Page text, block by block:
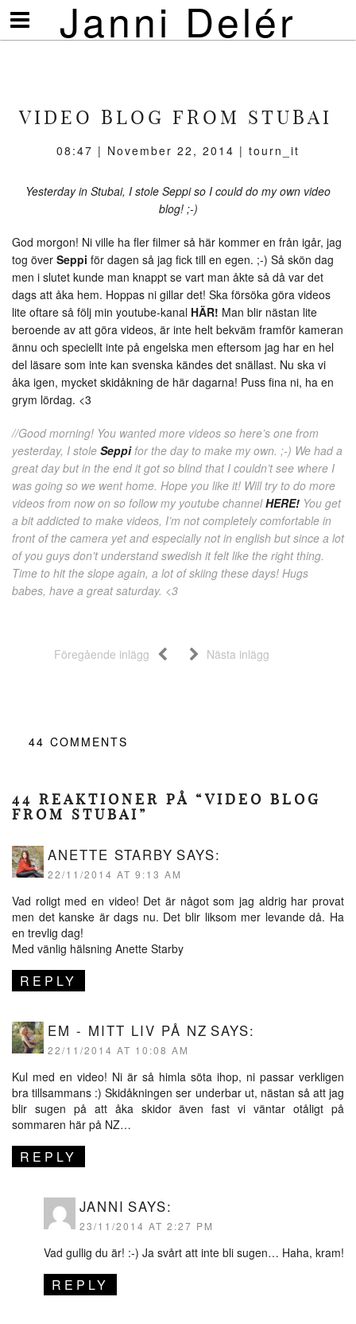
Janni Delér
Visa/göm
meny
VIDEO BLOG FROM STUBAI
08:47 | November 22, 2014 | tourn_it
Yesterday in Stubai, I stole Seppi so I could do my own video
blog! ;-)
God morgon! Ni ville ha fler filmer så här kommer en från igår, jag
tog över Seppi för dagen så jag fick till en egen. ;-) Så skön dag
men i slutet kunde man knappt se vart man åkte så då var det
dags att åka hem. Hoppas ni gillar det! Ska försöka göra videos
lite oftare så följ min youtube-kanal HÄR! Man blir nästan lite
beroende av att göra videos, är inte helt bekväm framför kameran
ännu och speciellt inte på engelska men eftersom jag har en hel
del läsare som inte kan svenska kändes det snällast. Nu ska vi
åka igen, mycket skidåkning de här dagarna! Puss fina ni, ha en
grym lördag. <3
//Good morning! You wanted more videos so here’s one from
yesterday, I stole Seppi for the day to make my own. ;-) We had a
great day but in the end it got so blind that I couldn’t see where I
was going so we went home. Hope you like it! Will try to do more
videos from now on so follow my youtube channelHERE! You get
a bit addicted to make videos, I’m not completely comfortable in
front of the camera yet and especially not in english but since a lot
of you guys don’t understand swedish it felt like the right thing.
Time to hit the slope again, a lot of skiing these days! Hugs
babes, have a great saturday. <3
Föregående inlägg Nästa inlägg
44 COMMENTS
44 REAKTIONER PÅ “VIDEO BLOG
FROM STUBAI”
ANETTE STARBY SAYS:
22/11/2014 AT 9:13 AM
Vad roligt med en video! Det är något som jag aldrig har provat
men det kanske är dags nu. Det blir liksom mer levande då. Ha
en trevlig dag!
Med vänlig hälsning Anette Starby
REPLY
EM - MITT LIV PÅ NZ SAYS:
22/11/2014 AT 10:08 AM
Kul med en video! Ni är så himla söta ihop, ni passar verkligen
bra tillsammans :) Skidåkningen ser underbar ut, nästan så att jag
blir sugen på att åka skidor även fast vi väntar otåligt på
sommaren här på NZ…
REPLY
JANNI SAYS:
23/11/2014 AT 2:27 PM
Vad gullig du är! :-) Ja svårt att inte bli sugen… Haha, kram!
REPLY